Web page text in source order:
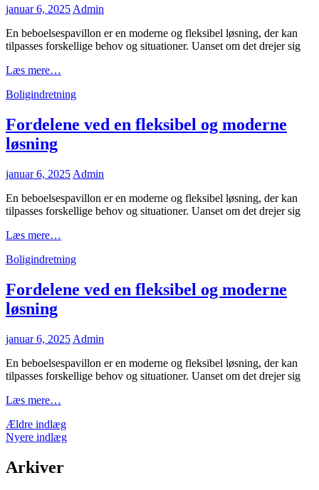
Posted
januar 6, 2025 Admin
En beboelsespavillon er en moderne og fleksibel løsning, der kan
tilpasses forskellige behov og situationer. Uanset om det drejer sig
Læs mere…
en
og
moderne
Cat
Boligindretning
Fordelene ved en fleksibel og moderne
løsning
Posted
januar 6, 2025 Admin
En beboelsespavillon er en moderne og fleksibel løsning, der kan
tilpasses forskellige behov og situationer. Uanset om det drejer sig
Læs mere…
en
og
moderne
Cat
Boligindretning
Fordelene ved en fleksibel og moderne
løsning
Posted
januar 6, 2025 Admin
En beboelsespavillon er en moderne og fleksibel løsning, der kan
tilpasses forskellige behov og situationer. Uanset om det drejer sig
Læs mere…
en
fleksibel
moderne
løsning
Navigation
til
indlæg
Ældre indlæg
Nyere indlæg
Arkiver